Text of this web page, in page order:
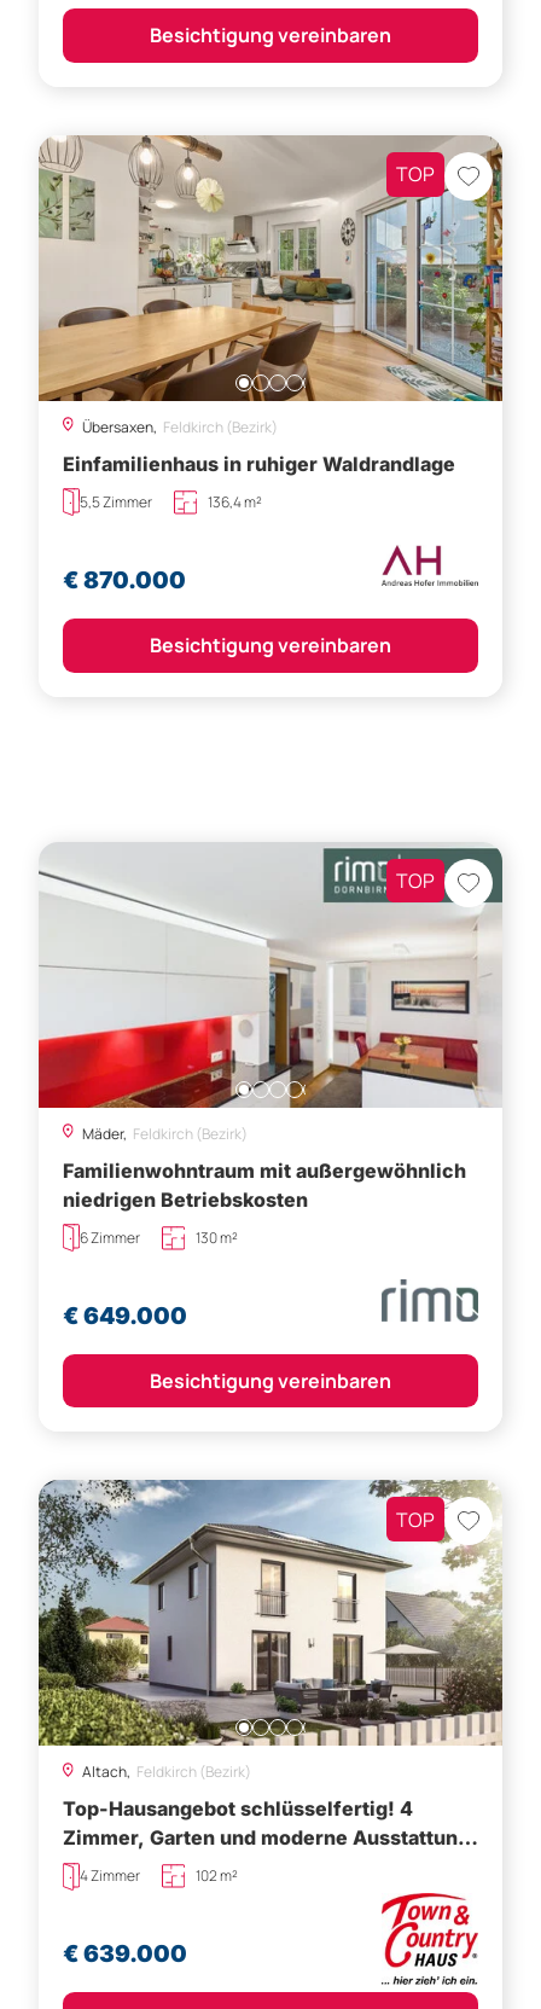
Besichtigung vereinbaren
TOP
Übersaxen, Feldkirch (Bezirk)
Einfamilienhaus in ruhiger Waldrandlage
5,5 Zimmer 136,4 m²
€ 870.000
Besichtigung vereinbaren
Feldkirch (Bezirk)
Familienwohntraum mit außergewöhnlich
6 Zimmer 130 m²
Besichtigung vereinbaren
Altach,Feldkirch (Bezirk)
Top-Hausangebot schlüsselfertig! 4
Haus 3
4 Zimmer
Besichtigung vereinbaren